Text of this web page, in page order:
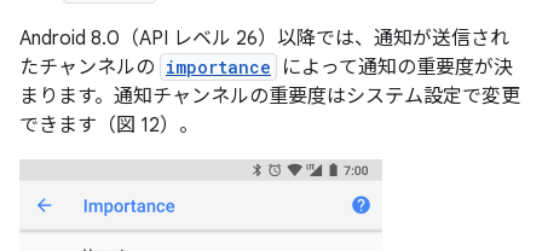
Android 8.0（API レベル 26）以降では、通知が送信され
たチャンネルの importance
によって通知の重要度が決
まります。通知チャンネルの重要度はシステム設定で変更
できます（図 12）。